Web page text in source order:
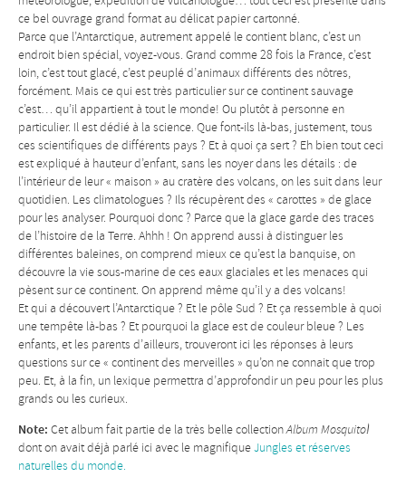
ce bel ouvrage grand format au délicat papier cartonné.
Parce que l’Antarctique, autrement appelé le contient blanc, c’est un
endroit bien spécial, voyez-vous. Grand comme 28 fois la France, c’est
loin, c’est tout glacé, c’est peuplé d’animaux différents des nôtres,
forcément. Mais ce qui est très particulier sur ce continent sauvage
c’est… qu’il appartient à tout le monde! Ou plutôt à personne en
particulier. Il est dédié à la science. Que font-ils là-bas, justement, tous
ces scientifiques de différents pays ? Et à quoi ça sert ? Eh bien tout ceci
est expliqué à hauteur d’enfant, sans les noyer dans les détails : de
l’intérieur de leur « maison » au cratère des volcans, on les suit dans leur
quotidien. Les climatologues ? Ils récupèrent des « carottes » de glace
pour les analyser. Pourquoi donc ? Parce que la glace garde des traces
de l’histoire de la Terre. Ahhh ! On apprend aussi à distinguer les
différentes baleines, on comprend mieux ce qu’est la banquise, on
découvre la vie sous-marine de ces eaux glaciales et les menaces qui
pèsent sur ce continent. On apprend même qu’il y a des volcans!
Et qui a découvert l’Antarctique ? Et le pôle Sud ? Et ça ressemble à quoi
une tempête là-bas ? Et pourquoi la glace est de couleur bleue ? Les
enfants, et les parents d’ailleurs, trouveront ici les réponses à leurs
questions sur ce « continent des merveilles » qu’on ne connait que trop
peu. Et, à la fin, un lexique permettra d’approfondir un peu pour les plus
grands ou les curieux.
Note: Cet album fait partie de la très belle collectionAlbum Mosquito!
dont on avait déjà parlé ici avec le magnifiqueJungles et réserves
naturelles du monde.